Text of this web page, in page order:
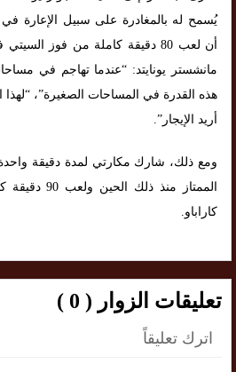
يُسمح له بالمغادرة على سبيل الإعارة
أن لعب 80 دقيقة كاملة من فوز
مانشستر يونايتد: “عندما تهاجم في
هذه القدرة في المساحات الصغيرة”،
أريد الإيجار”.
ومع ذلك، شارك مكارتي لمدة دقيقة
الممتاز منذ
كاراباو.
تعليقات الزوار ( 0 )
اترك تعليقاً